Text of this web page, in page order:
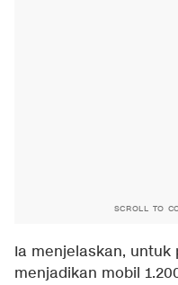
SCROLL TO
Ia menjelaskan,
menjadikan mobil